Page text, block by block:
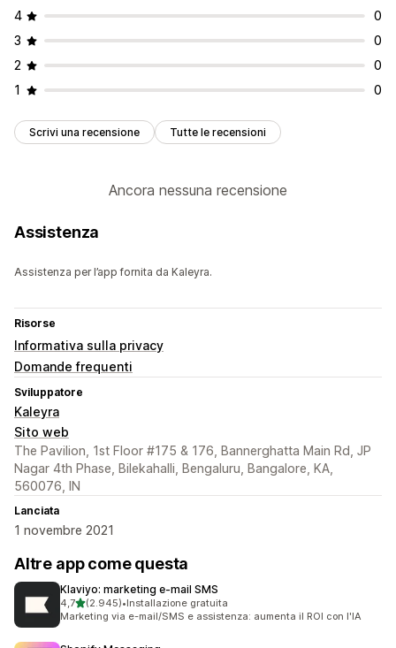
4
0
3
0
2
0
1
0
Scrivi una recensione Tutte le recensioni
Ancora nessuna recensione
Assistenza
Assistenza per l’app fornita da Kaleyra.
Risorse
Informativa sulla privacy
Domande frequenti
Sviluppatore
Kaleyra
Sito web
The Pavilion, 1st Floor #175 & 176, Bannerghatta Main Rd, JP
Nagar 4th Phase, Bilekahalli, Bengaluru, Bangalore, KA,
560076, IN
Lanciata
1 novembre 2021
Altre app come questa
Klaviyo: marketing e‑mail SMS
4,7stelle su 5
(2.945)
2945 recensioni totali
•Installazione gratuita
Marketing via e-mail/SMS e assistenza: aumenta il ROI con l'IA